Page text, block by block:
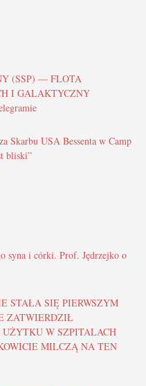
(SSP) — FLOTA
I GALAKTYCZNY
Skarbu USA Bessenta w Camp
bliski”
syna i córki. Prof. Jędrzejko o
STAŁA SIĘ PIERWSZYM
ZATWIERDZIŁ
W SZPITALACH
MILCZĄ NA TEN